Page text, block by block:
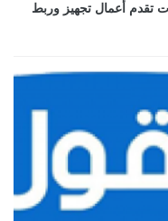
تقدم أعمال تجهيز وربط